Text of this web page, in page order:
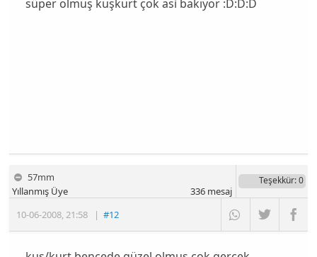
süper olmuş kuşkurt çok asi bakıyor :D:D:D
57mm
10-06-2008,21:58 |#12
Yıllanmış Üye
Teşekkür: 0
336mesaj